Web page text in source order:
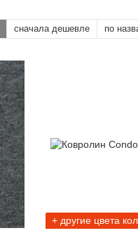
сначала дешевле по
+ другие цвета